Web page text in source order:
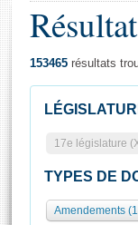
Présidence
577 députés
Séance
Rôle et
Organisation
Visiter
Visite
153465 résultats
17e législature
TYPES DE
Amendements